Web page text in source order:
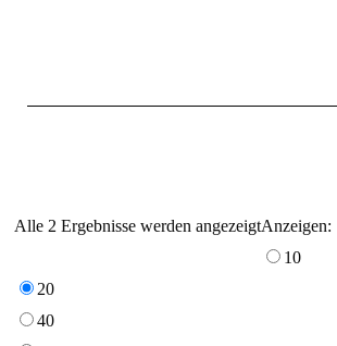
Alle 2 Ergebnisse werden angezeigtAnzeigen:
10
20
40